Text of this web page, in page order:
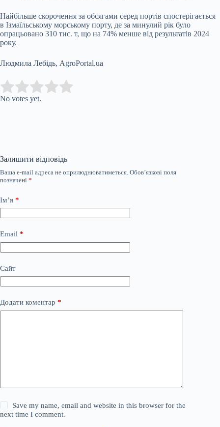
Найбільше скорочення за обсягами серед портів спостерігається
в Ізмаїльському морському порту, де за минулий рік було
опрацьовано 310 тис. т, що на 74% менше від результатів 2024
року.
Людмила Лебідь, AgroPortal.ua
Rate this item:
No votes yet.
Залишити відповідь
Ваша e-mail адреса не оприлюднюватиметься. Обов’язкові поля
позначені *
Ім’я *
Email *
Сайт
Додати коментар *
Save my name, email and website in this browser for the
next time I comment.